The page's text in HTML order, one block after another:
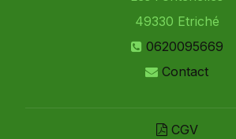
49330 Etriché
0620095669
Contact
CGV